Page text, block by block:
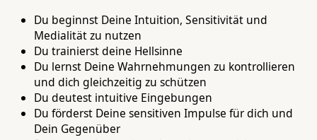
Du beginnst Deine Intuition, Sensitivität und
Medialität zu nutzen
Du trainierst deine Hellsinne
Du lernst Deine Wahrnehmungen zu kontrollieren
und dich gleichzeitig zu schützen
Du deutest intuitive Eingebungen
Du förderst Deine sensitiven Impulse für dich und
Dein Gegenüber